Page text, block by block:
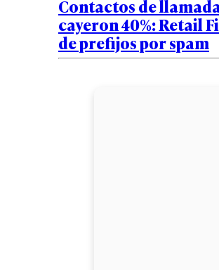
Contactos de
cayeron 40%: Retail
de prefijos por spam